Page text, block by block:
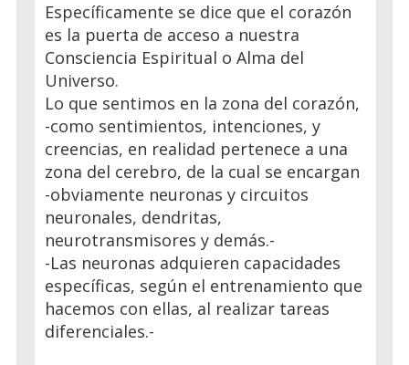
Específicamente se dice que el corazón
es la puerta de acceso a nuestra
Consciencia Espiritual o Alma del
Universo.
Lo que sentimos en la zona del corazón,
-como sentimientos, intenciones, y
creencias, en realidad pertenece a una
zona del cerebro, de la cual se encargan
-obviamente neuronas y circuitos
neuronales, dendritas,
neurotransmisores y demás.-
-Las neuronas adquieren capacidades
específicas, según el entrenamiento que
hacemos con ellas, al realizar tareas
diferenciales.-